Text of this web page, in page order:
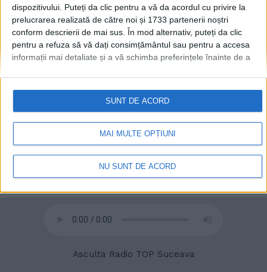
dispozitivului. Puteți da clic pentru a vă da acordul cu privire la
prelucrarea realizată de către noi și 1733 partenerii noștri
conform descrierii de mai sus. În mod alternativ, puteți da clic
pentru a refuza să vă dați consimțământul sau pentru a accesa
informații mai detaliate și a vă schimba preferințele înainte de a
retrageți consimțământul în orice moment, revenind la acest site
și făcând clic pe butonul "Confidențialitate" din partea de jos a
paginii web.
MAI MULTE OPȚIUNI
NU SUNT DE ACORD
SUNT DE ACORD
© 2020Radio TOP Suceava 104 FM
Asculta Radio TOP Suceava